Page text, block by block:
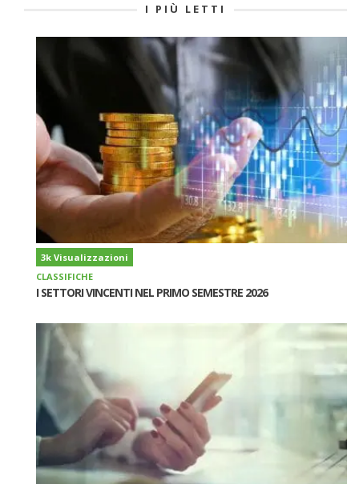
I PIÙ LETTI
3k Visualizzazioni
CLASSIFICHE
I SETTORI VINCENTI NEL PRIMO SEMESTRE 2026